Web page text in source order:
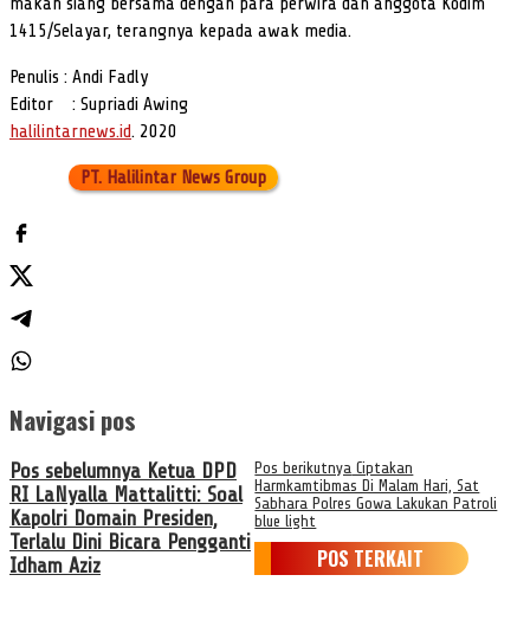
1415/Selayar, terangnya kepada awak media.
Penulis : Andi Fadly
Editor : Supriadi Awing
halilintarnews.id. 2020
PT. Halilintar News Group
Navigasi pos
Pos sebelumnya Ketua DPD
RI LaNyalla Mattalitti: Soal
Kapolri Domain Presiden,
Terlalu Dini Bicara Pengganti
Idham Aziz
Pos berikutnya Ciptakan
Harmkamtibmas Di Malam Hari, Sat
Sabhara Polres Gowa Lakukan Patroli
blue light
POS TERKAIT